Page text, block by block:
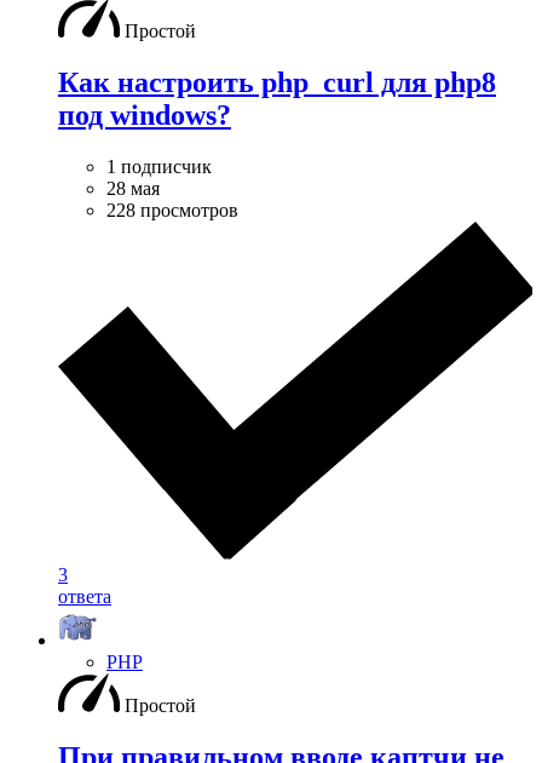
Простой
Как настроить php_curl для php8
под windows?
1 подписчик
28 мая
228 просмотров
3
ответа
PHP
Простой
При правильном вводе каптчи не